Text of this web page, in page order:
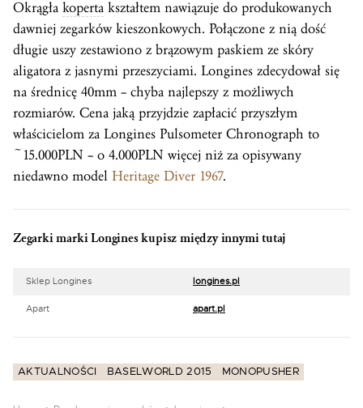
Okrągła koperta kształtem nawiązuje do produkowanych
dawniej zegarków kieszonkowych. Połączone z nią dość
długie uszy zestawiono z brązowym paskiem ze skóry
aligatora z jasnymi przeszyciami. Longines zdecydował się
na średnicę 40mm – chyba najlepszy z możliwych
rozmiarów. Cena jaką przyjdzie zapłacić przyszłym
właścicielom za Longines Pulsometer Chronograph to
~15.000PLN – o 4.000PLN więcej niż za opisywany
niedawno model Heritage Diver 1967.
Zegarki marki Longines kupisz między innymi tutaj
Sklep Longines longines.pl
Apart apart.pl
AKTUALNOŚCI BASELWORLD 2015 MONOPUSHER